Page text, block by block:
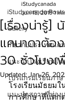
iStudycanada Posts
Gallery
เกี่ยวกับประเทศแค
แนะนำโรงเรียนใ
โปรแกรมเรียนภา
แนะนำสถานที่ท่อง
[เรื่องน่ารู้]
แคนาดาต้อ
30 ชั่วโมงเ
iStudycanada
Jun 18, 2019 1
Updated: Jan 26,
โรงเรียนมัธยม
การศึกษาที่แตก